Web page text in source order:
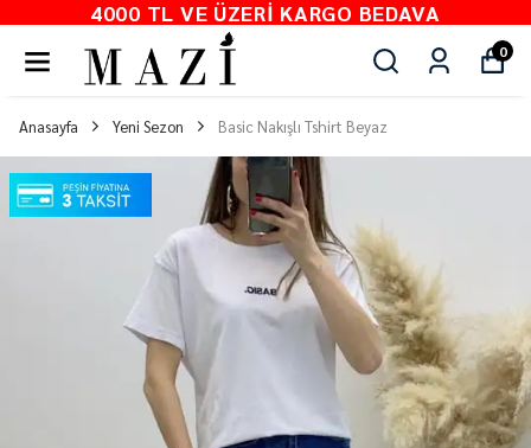
4000 TL VE ÜZERI KARGO BEDAVA
0
Anasayfa Yeni Sezon Basic Nakışlı Tshirt Beyaz